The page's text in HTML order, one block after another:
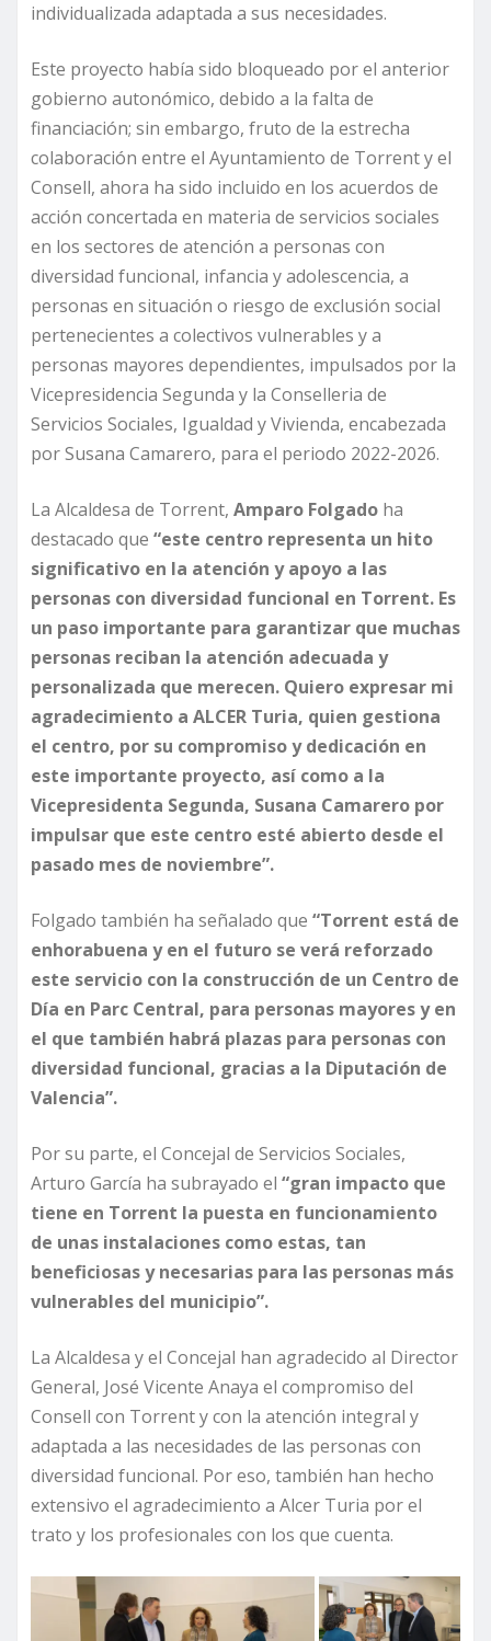
individualizada adaptada a sus necesidades.
Este proyecto había sido bloqueado por el anterior
gobierno autonómico, debido a la falta de
financiación; sin embargo, fruto de la estrecha
colaboración entre el Ayuntamiento de Torrent y el
Consell, ahora ha sido incluido en los acuerdos de
acción concertada en materia de servicios sociales
en los sectores de atención a personas con
diversidad funcional, infancia y adolescencia, a
personas en situación o riesgo de exclusión social
pertenecientes a colectivos vulnerables y a
personas mayores dependientes, impulsados por la
Vicepresidencia Segunda y la Conselleria de
Servicios Sociales, Igualdad y Vivienda, encabezada
por Susana Camarero, para el periodo 2022-2026.
La Alcaldesa de Torrent, Amparo Folgado ha
destacado que “este centro representa un hito
significativo en la atención y apoyo a las
personas con diversidad funcional en Torrent. Es
un paso importante para garantizar que muchas
personas reciban la atención adecuada y
personalizada que merecen. Quiero expresar mi
agradecimiento a ALCER Turia, quien gestiona
el centro, por su compromiso y dedicación en
este importante proyecto, así como a la
Vicepresidenta Segunda, Susana Camarero por
impulsar que este centro esté abierto desde el
pasado mes de noviembre”.
Folgado también ha señalado que “Torrent está de
enhorabuena y en el futuro se verá reforzado
este servicio con la construcción de un Centro de
Día en Parc Central, para personas mayores y en
el que también habrá plazas para personas con
diversidad funcional, gracias a la Diputación de
Valencia”.
Por su parte, el Concejal de Servicios Sociales,
Arturo García ha subrayado el “gran impacto que
tiene en Torrent la puesta en funcionamiento
de unas instalaciones como estas, tan
beneficiosas y necesarias para las personas más
vulnerables del municipio”.
La Alcaldesa y el Concejal han agradecido al Director
General, José Vicente Anaya el compromiso del
Consell con Torrent y con la atención integral y
adaptada a las necesidades de las personas con
diversidad funcional. Por eso, también han hecho
extensivo el agradecimiento a Alcer Turia por el
trato y los profesionales con los que cuenta.